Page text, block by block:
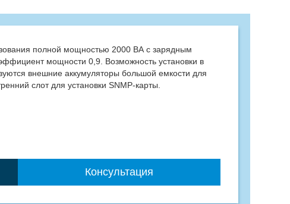
полной мощностью 2000 ВА с зарядным
мощности 0,9. Возможность установки в
внешние аккумуляторы большой емкости для
слот для установки SNMP-карты.
Консультация